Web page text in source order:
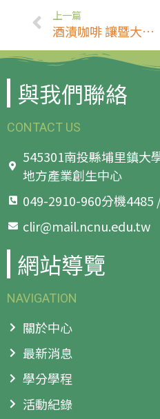
上一篇
酒漬咖啡 讓暨大莫芷晴入圍U-start
與我們聯絡
CONTACT US
545301南投縣埔里鎮大
地方產業創生中心
049-2910-960分機4485
clir@mail.ncnu.edu.tw
網站導覽
NAVIGATION
關於中心
最新消息
學分學程
活動紀錄